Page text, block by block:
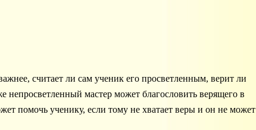
считает ли сам ученик его просветленным, верит ли
непросветленный мастер может благословить верящего в
помочь ученику, если тому не хватает веры и он не может